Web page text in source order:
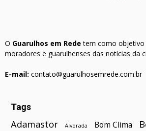
O Guarulhos em Rede tem como
moradores e guarulhenses das notícias da
E-mail: contato@guarulhosemrede.com.br
Tags
Adamastor Alvorada Bom Clima